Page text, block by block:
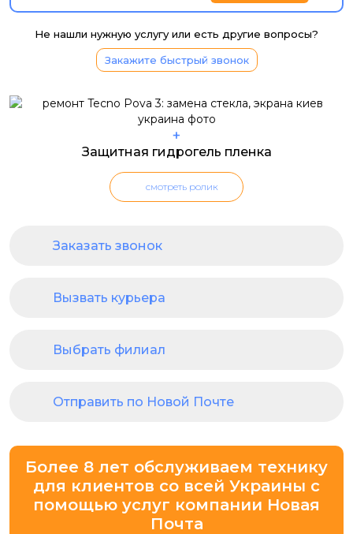
Не нашли нужную услугу или есть другие вопросы?
Закажите быстрый звонок
+
Защитная гидрогель пленка
смотреть ролик
Заказать звонок
Вызвать курьера
Выбрать филиал
Отправить по Новой Почте
Более 8 лет обслуживаем технику
для клиентов со всей Украины с
помощью услуг компании Новая
Почта